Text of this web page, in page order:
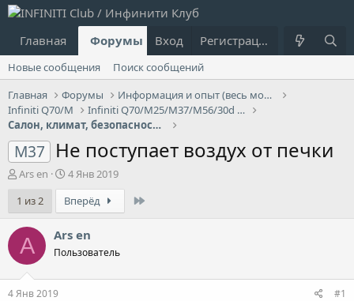
Главная Форумы Что нового?
Вход Регистрация
Новые сообщения
Поиск сообщений
Главная
Форумы
Информация и опыт (весь модельный ряд Infiniti)
Infiniti Q70/M
Infiniti Q70/M25/M37/М56/30d - 3G
Салон, климат, безопасность Infiniti Q70/M
M37 Не поступает воздух от печки
А
т
о
р
т
е
ы
Ars en
Д
а
т
а
н
а
ч
4 Янв 2019
1 из 2
Вперёд
A Ars en
Пользователь
4 Янв 2019 #1